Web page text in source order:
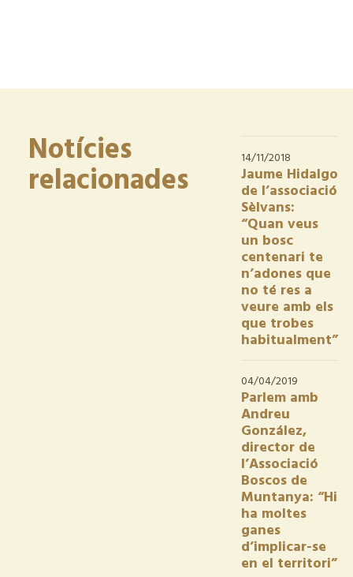
Notícies
relacionades
14/11/2018
Jaume Hidalgo
de l’associació
Sèlvans:
“Quan veus
un bosc
centenari te
n’adones que
no té res a
veure amb els
que trobes
habitualment”
04/04/2019
Parlem amb
Andreu
González,
director de
l’Associació
Boscos de
Muntanya: “Hi
ha moltes
ganes
d’implicar-se
en el territori”